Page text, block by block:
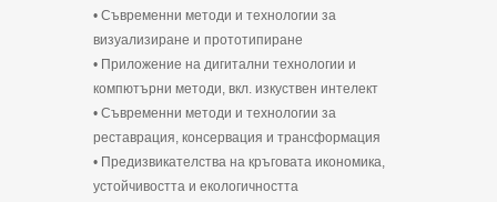
• Съвременни методи и технологии за
визуализиране и прототипиране
• Приложение на дигитални технологии и
компютърни методи, вкл. изкуствен интелект
• Съвременни методи и технологии за
реставрация, консервация и трансформация
• Предизвикателства на кръговата икономика,
устойчивостта и екологичността